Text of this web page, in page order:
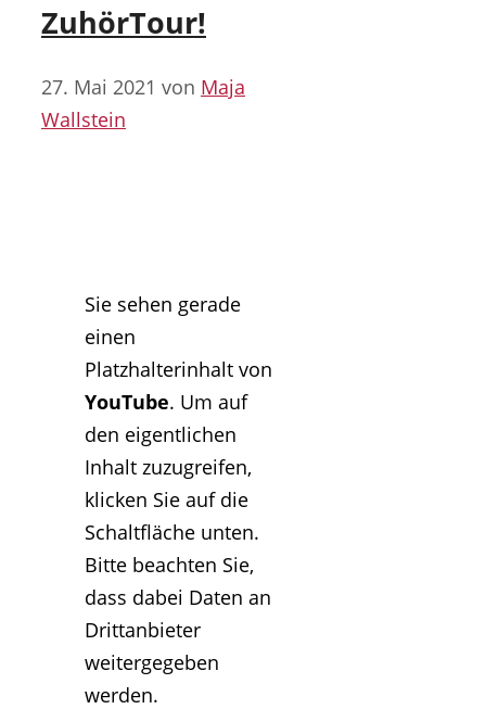
ZuhörTour!
27. Mai 2021 von Maja
Wallstein
Sie sehen gerade
einen
Platzhalterinhalt von
YouTube. Um auf
den eigentlichen
Inhalt zuzugreifen,
klicken Sie auf die
Schaltfläche unten.
Bitte beachten Sie,
dass dabei Daten an
Drittanbieter
weitergegeben
werden.